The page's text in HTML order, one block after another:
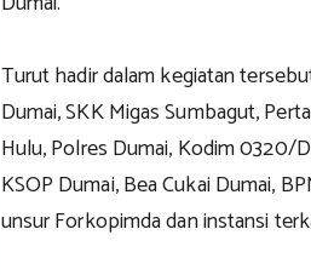
Turut hadir dalam kegiatan
Dumai, SKK Migas Sumbagut,
Hulu, Polres Dumai, Kodim 0320/
KSOP Dumai, Bea Cukai Dumai,
unsur Forkopimda dan instansi